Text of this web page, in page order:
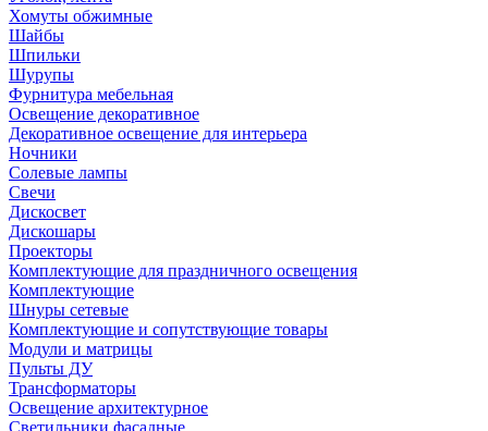
Хомуты обжимные
Шайбы
Шпильки
Шурупы
Фурнитура мебельная
Освещение декоративное
Декоративное освещение для интерьера
Ночники
Солевые лампы
Свечи
Дискосвет
Дискошары
Проекторы
Комплектующие для праздничного освещения
Комплектующие
Шнуры сетевые
Комплектующие и сопутствующие товары
Модули и матрицы
Пульты ДУ
Трансформаторы
Освещение архитектурное
Светильники фасадные